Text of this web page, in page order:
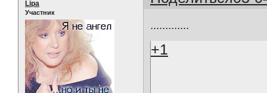
Lipa
Участник
.............
+1